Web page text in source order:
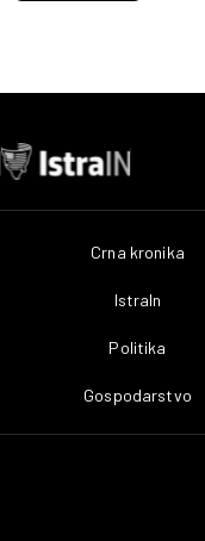
Crna kronika
IstraIn
Politika
Gospodarstvo